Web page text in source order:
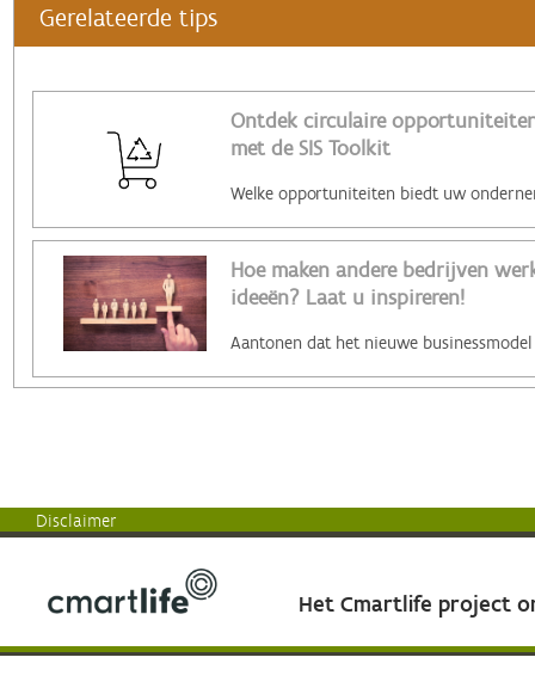
Gerelateerde tips
Ontdek circulaire
met de SIS Toolkit
Hoe maken andere bedrijven
ideeën? Laat u inspireren!
Disclaimer
Het Cmartlife project